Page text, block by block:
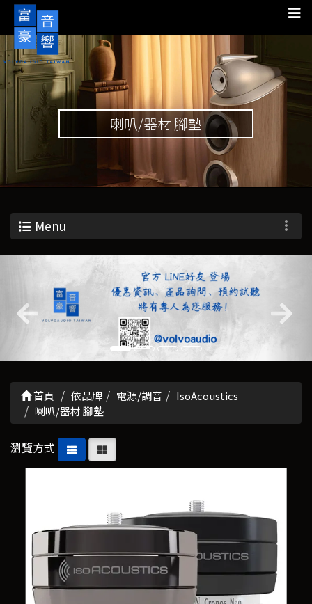
喇叭/器材 腳墊
Menu
首頁 依品牌 電源/調音
IsoAcoustics
喇叭/器材 腳墊
瀏覽方式